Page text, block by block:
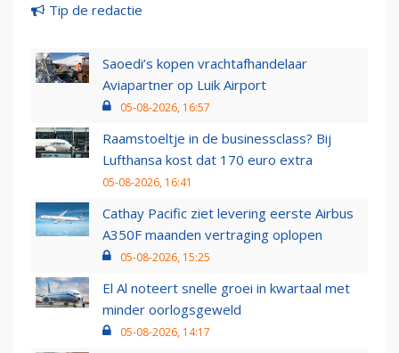
Tip de redactie
Saoedi’s kopen vrachtafhandelaar
Aviapartner op Luik Airport
05-08-2026, 16:57
Raamstoeltje in de businessclass? Bij
Lufthansa kost dat 170 euro extra
05-08-2026, 16:41
Cathay Pacific ziet levering eerste Airbus
A350F maanden vertraging oplopen
05-08-2026, 15:25
El Al noteert snelle groei in kwartaal met
minder oorlogsgeweld
05-08-2026, 14:17